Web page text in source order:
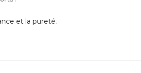
et la pureté.